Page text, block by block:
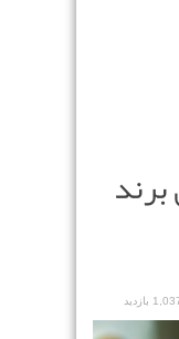
بازدید